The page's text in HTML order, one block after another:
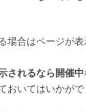
場合はページが
されるなら開催中
おいてはいかがで